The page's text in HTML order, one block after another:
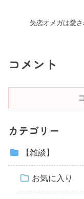
失恋オメガは愛
コメント
カテゴリー
【雑談】
お気に入り